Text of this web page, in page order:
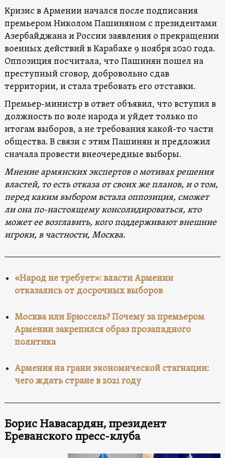
Кризис в Армении начался после подписания
премьером Николом Пашиняном с президентами
Азербайджана и России заявления о прекращении
военных действий в Карабахе 9 ноября 2020 года.
Оппозиция посчитала, что Пашинян пошел на
преступный сговор, добровольно сдав
территории, и стала требовать его отставки.
Премьер-министр в ответ объявил, что вступил в
должность по воле народа и уйдет только по
итогам выборов, а не требования какой-то части
общества. В связи с этим Пашинян и предложил
сначала провести внеочередные выборы.
Мнение армянских экспертов о мотивах решения
властей, то есть отказа от своих же планов, и о том,
перед каким выбором встала оппозиция, сможет
ли она по-настоящему консолидироваться, кто
может ее возглавить, кого поддерживают внешние
игроки, в частности, Москва.
«Народ не требует»: власти Армении
отказались от досрочных выборов
Москва или Брюссель? Почему за премьером
Армении закрепился образ прозападного
политика
Армения на грани экономической стагнации:
чего ждать стране в 2021 году
Борис Навасардян, президент
Ереванского пресс-клуба